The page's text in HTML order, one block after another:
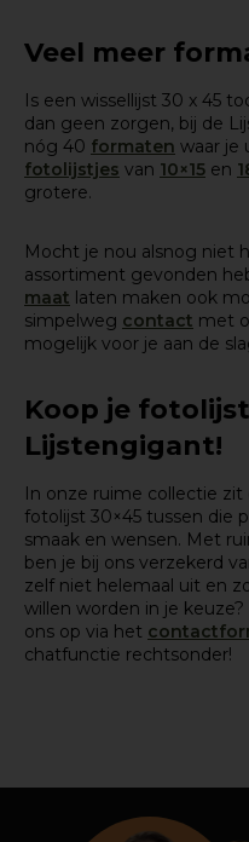
Veel meer
Is een wissellijst 30 x 45
dan geen zorgen, bij de
nóg 40 formaten waar je
fotolijstjes van 10×15 en
grotere.
Mocht je nou alsnog niet
assortiment gevonden
maat laten maken ook
simpelweg contact met
mogelijk voor je aan de
Koop je
Lijstengigant!
In onze ruime collectie
fotolijst 30×45 tussen die
smaak en wensen. Met
ben je bij ons verzekerd
zelf niet helemaal uit en
willen worden in je
ons op via het
chatfunctie rechtsonder!